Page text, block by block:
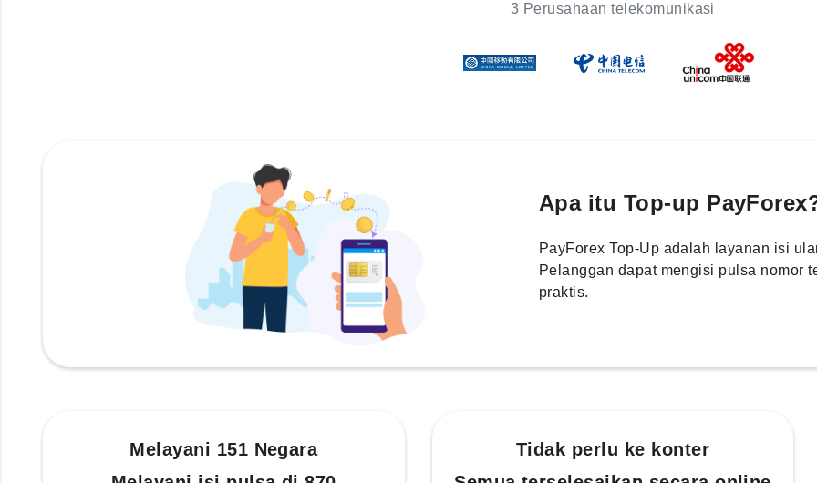
3 Perusahaan telekomunikasi
Apa itu Top-up
PayForex Top-Up adalah layanan isi
Pelanggan dapat mengisi pulsa nomor
praktis.
Melayani 151 Negara
Tidak perlu ke konter